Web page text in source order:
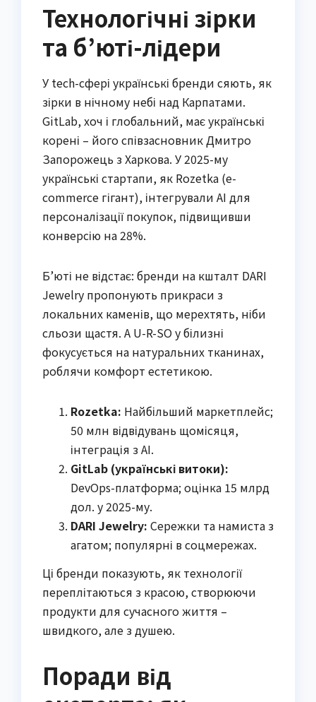
Технологічні зірки
та б’юті-лідери
У tech-сфері українські бренди сяють, як
зірки в нічному небі над Карпатами.
GitLab, хоч і глобальний, має українські
корені – його співзасновник Дмитро
Запорожець з Харкова. У 2025-му
українські стартапи, як Rozetka (e-
commerce гігант), інтегрували AI для
персоналізації покупок, підвищивши
конверсію на 28%.
Б’юті не відстає: бренди на кшталт DARI
Jewelry пропонують прикраси з
локальних каменів, що мерехтять, ніби
сльози щастя. А U-R-SO у білизні
фокусується на натуральних тканинах,
роблячи комфорт естетикою.
Rozetka: Найбільший маркетплейс;
50 млн відвідувань щомісяця,
інтеграція з AI.
GitLab (українські витоки):
DevOps-платформа; оцінка 15 млрд
дол. у 2025-му.
DARI Jewelry: Сережки та намиста з
агатом; популярні в соцмережах.
Ці бренди показують, як технології
переплітаються з красою, створюючи
продукти для сучасного життя –
швидкого, але з душею.
Поради від